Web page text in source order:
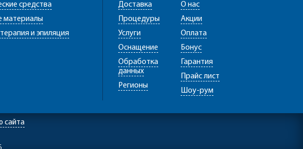
средства
материалы
и эпиляция
Доставка
Процедуры
Услуги
Оснащение
Обработка
данных
Регионы
О нас
Акции
Оплата
Бонус
Гарантия
Прайс лист
Шоу-рум
сайта